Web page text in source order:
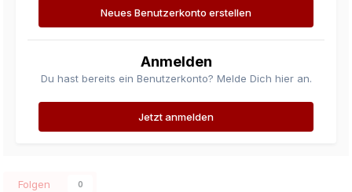
Neues Benutzerkonto erstellen
Anmelden
Du hast bereits ein Benutzerkonto? Melde Dich hier an.
Jetzt anmelden
Folgen 0